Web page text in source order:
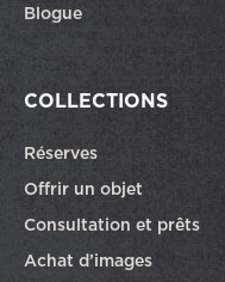
Blogue
COLLECTIONS
Réserves
Offrir un objet
Consultation et prêts
Achat d’images